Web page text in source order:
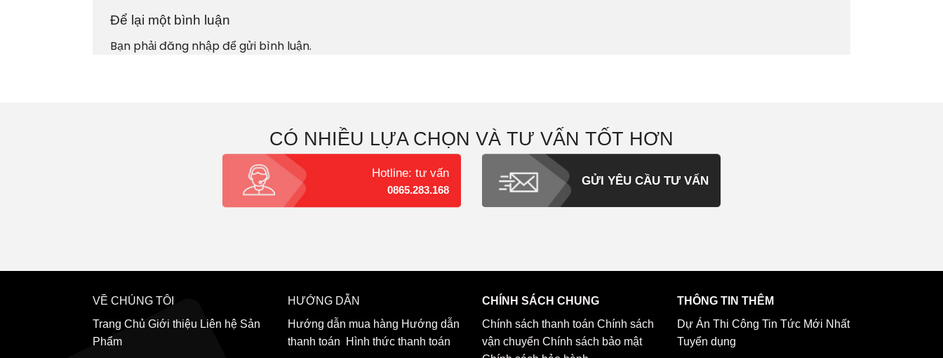
Để lại một bình luận
Bạn phảiđăng nhậpđể gửi bình luận.
CÓ NHIỀU LỰA CHỌN VÀ TƯ VẤN TỐT HƠN
Hotline: tư vấn
0865.283.168
GỬI YÊU CẦU TƯ VẤN
VỀ CHÚNG TÔI
Trang Chủ Giới thiệu Liên hệ Sản
Phẩm
HƯỚNG DẪN
Hướng dẫn mua hàng Hướng dẫn
thanh toán
Hình thức thanh toán
CHÍNH SÁCH CHUNG
Chính sách thanh toán Chính sách
vận chuyển Chính sách bảo mật
THÔNG TIN THÊM
Dự Án Thi Công Tin Tức Mới Nhất
Tuyển dụng